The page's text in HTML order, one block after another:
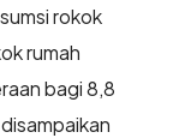
rokok
rumah
bagi 8,8